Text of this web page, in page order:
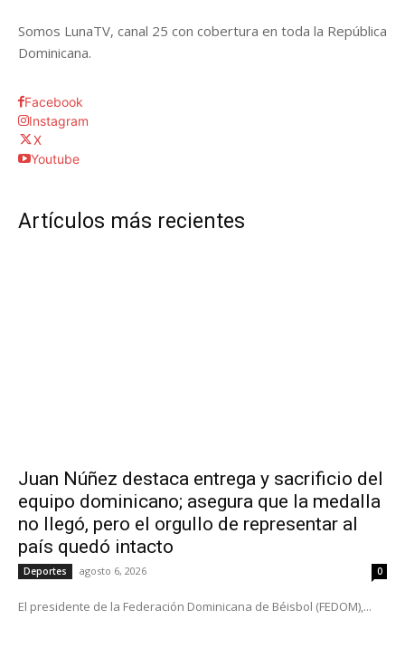
Somos LunaTV, canal 25 con cobertura en toda la República
Dominicana.
Facebook
Instagram
X
Youtube
Artículos más recientes
Juan Núñez destaca entrega y sacrificio del
equipo dominicano; asegura que la medalla
no llegó, pero el orgullo de representar al
país quedó intacto
Deportes agosto 6, 2026 0
El presidente de la Federación Dominicana de Béisbol (FEDOM),...